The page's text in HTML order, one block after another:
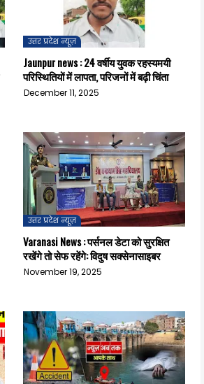
उत्तर प्रदेश न्यूज़
Jaunpur news : 24 वर्षीय युवक रहस्यमयी
परिस्थितियों में लापता, परिजनों में बढ़ी चिंता
December 11, 2025
उत्तर प्रदेश न्यूज़
Varanasi News : पर्सनल डेटा को सुरक्षित
रखेंगे तो सेफ रहेंगे: विदुष सक्सेनासाइबर
November 19, 2025